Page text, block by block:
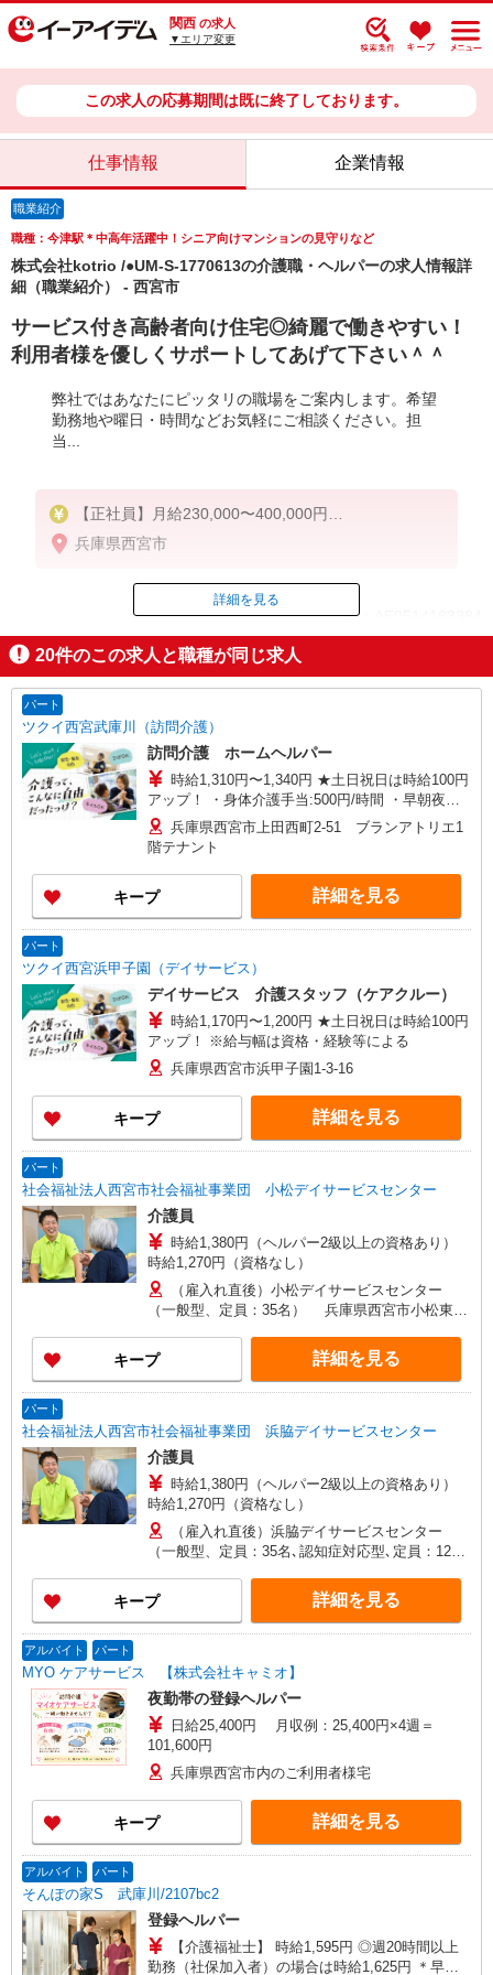
関西 の求人
▼エリア変更
この求人の応募期間は既に終了しております。
仕事情報 企業情報
職業紹介
職種：今津駅＊中高年活躍中！シニア向けマンションの見守りなど
株式会社kotrio /●UM-S-1770613の介護職・ヘルパーの求人情報詳
細（職業紹介） - 西宮市
サービス付き高齢者向け住宅◎綺麗で働きやすい！
利用者様を優しくサポートしてあげて下さい＾＾
弊社ではあなたにピッタリの職場をご案内します。希望
勤務地や曜日・時間などお気軽にご相談ください。担
当...
【正社員】月給230,000〜400,000円
・基本給：190,000円〜220,000円
・資格手当：10,000〜30,000円
・処遇改善手当：20,000〜60,000円（勤続年数、保
有資格により変動）
・固定残業手当：20,000円（10時間）
※固定残業時間を超過する場合には超過勤務手当と
して別途支給
）
下記資格をお持ちの方歓迎
・認知症介護基礎研修
・初任者研修
・実務者研修
・介護福祉士 など
兵庫県西宮市
ID：AE0514183384
掲載期間終了
詳細を見る
20件のこの求人と職種が同じ求人
パート
ツクイ西宮武庫川（訪問介護）
訪問介護 ホームヘルパー
時給1,310円〜1,340円 ★土日祝日は時給100円
アップ！ ・身体介護手当:500円/時間 ・早朝夜間
深夜手当:300円/時間 （18:00〜翌07:59の時間
帯） ・ICT手当:2,000円/月 ・深夜割増は別途支給
・ケア→ケアの移動時間も賃金（時給）を支給 ※
給与幅は資格・経験等による
兵庫県西宮市上田西町2-51 ブランアトリエ1
階テナント
キープ 詳細を見る
パート
ツクイ西宮浜甲子園（デイサービス）
デイサービス 介護スタッフ（ケアクルー）
時給1,170円〜1,200円 ★土日祝日は時給100円
アップ！ ※給与幅は資格・経験等による
兵庫県西宮市浜甲子園1-3-16
キープ 詳細を見る
パート
社会福祉法人西宮市社会福祉事業団 小松デイサービスセンター
介護員
時給1,380円（ヘルパー2級以上の資格あり）
時給1,270円（資格なし）
（雇入れ直後）小松デイサービスセンター
（一般型、定員：35名） 兵庫県西宮市小松東町
キープ 詳細を見る
パート
社会福祉法人西宮市社会福祉事業団 浜脇デイサービスセンター
介護員
時給1,380円（ヘルパー2級以上の資格あり）
時給1,270円（資格なし）
（雇入れ直後）浜脇デイサービスセンター
（一般型、定員：35名､認知症対応型､定員：12
法人の定める事業所
キープ 詳細を見る
アルバイト パート
MYO ケアサービス 【株式会社キャミオ】
夜勤帯の登録ヘルパー
日給25,400円 月収例：25,400円×4週＝
101,600円
兵庫県西宮市内のご利用者様宅
キープ 詳細を見る
アルバイト パート
そんぽの家S 武庫川/2107bc2
登録ヘルパー
【介護福祉士】 時給1,595円 ◎週20時間以上
勤務（社保加入者）の場合は時給1,625円 ＊早朝